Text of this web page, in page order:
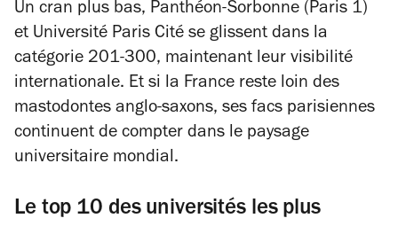
Un cran plus bas, Panthéon-Sorbonne (Paris 1)
et Université Paris Cité se glissent dans la
catégorie 201-300, maintenant leur visibilité
internationale. Et si la France reste loin des
mastodontes anglo-saxons, ses facs parisiennes
continuent de compter dans le paysage
universitaire mondial.
Le top 10 des universités les plus